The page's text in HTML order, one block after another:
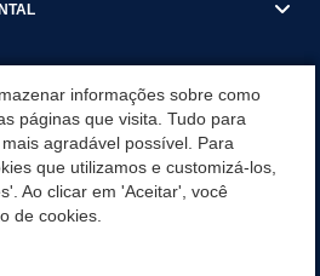
DE RECEITA MUNICIPAL
informações sobre como
páginas que visita. Tudo para
agradável possível. Para
que utilizamos e customizá-los,
Ao clicar em 'Aceitar', você
de cookies.